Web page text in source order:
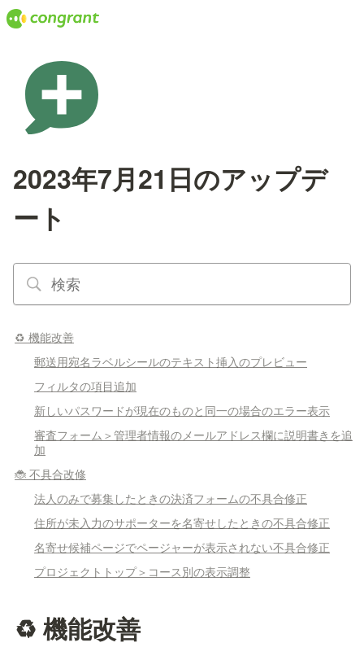
2023年7月21日のアップデ
ート
♻️ 機能改善
郵送用宛名ラベルシールのテキスト挿入のプレビュー
フィルタの項目追加
新しいパスワードが現在のものと同一の場合のエラー表示
審査フォーム＞管理者情報のメールアドレス欄に説明書きを追
加
🐞 不具合改修
法人のみで募集したときの決済フォームの不具合修正
住所が未入力のサポーターを名寄せしたときの不具合修正
名寄せ候補ページでページャーが表示されない不具合修正
プロジェクトトップ＞コース別の表示調整
♻️ 機能改善